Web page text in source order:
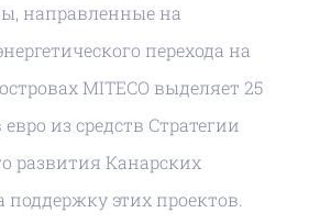
направленные на
перехода на
MITECO выделяет 25
из средств Стратегии
развития Канарских
поддержку этих проектов.